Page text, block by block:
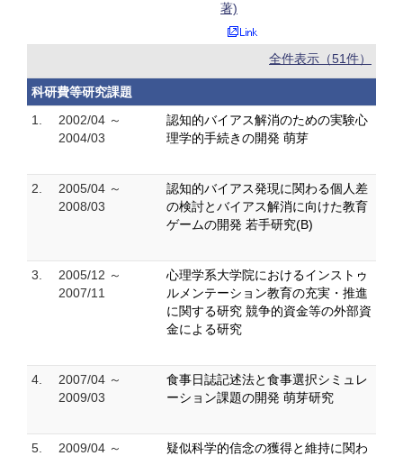
著)
全件表示（51件）
科研費等研究課題
1.
2002/04 ～
2004/03
認知的バイアス解消のための実験心
理学的手続きの開発 萌芽
2.
2005/04 ～
2008/03
認知的バイアス発現に関わる個人差
の検討とバイアス解消に向けた教育
ゲームの開発 若手研究(B)
3.
2005/12 ～
2007/11
心理学系大学院におけるインストゥ
ルメンテーション教育の充実・推進
に関する研究 競争的資金等の外部資
金による研究
4.
2007/04 ～
2009/03
食事日誌記述法と食事選択シミュレ
ーション課題の開発 萌芽研究
5.
2009/04 ～
疑似科学的信念の獲得と維持に関わ